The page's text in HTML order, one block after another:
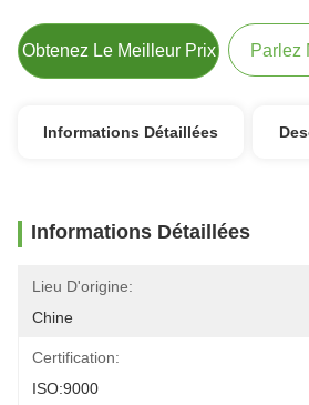
Obtenez Le Meilleur Prix Parlez
Informations Détaillées
Informations Détaillées
Lieu D'origine:
Chine
Certification:
ISO:9000